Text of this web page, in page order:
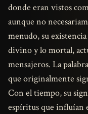
donde eran vistos
aunque no
menudo, su
divino y lo mortal,
mensajeros. La
que originalmente
Con el tiempo, su
espíritus que influían